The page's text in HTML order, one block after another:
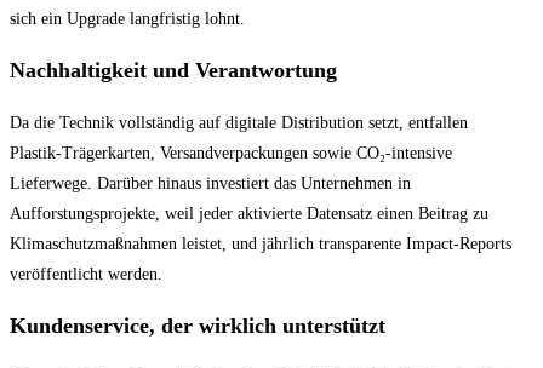
sich ein Upgrade langfristig lohnt.
Nachhaltigkeit und Verantwortung
Da die Technik vollständig auf digitale Distribution setzt, entfallen
Plastik‑Trägerkarten, Versandverpackungen sowie CO₂‑intensive
Lieferwege. Darüber hinaus investiert das Unternehmen in
Aufforstungsprojekte, weil jeder aktivierte Datensatz einen Beitrag zu
Klimaschutzmaßnahmen leistet, und jährlich transparente Impact‑Reports
veröffentlicht werden.
Kundenservice, der wirklich unterstützt